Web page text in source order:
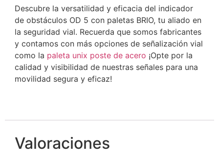
Descubre la versatilidad y eficacia del indicador
de obstáculos OD 5 con paletas BRIO, tu aliado en
la seguridad vial. Recuerda que somos fabricantes
y contamos con más opciones de señalización vial
como la paleta unix poste de acero ¡Opte por la
calidad y visibilidad de nuestras señales para una
movilidad segura y eficaz!
Valoraciones